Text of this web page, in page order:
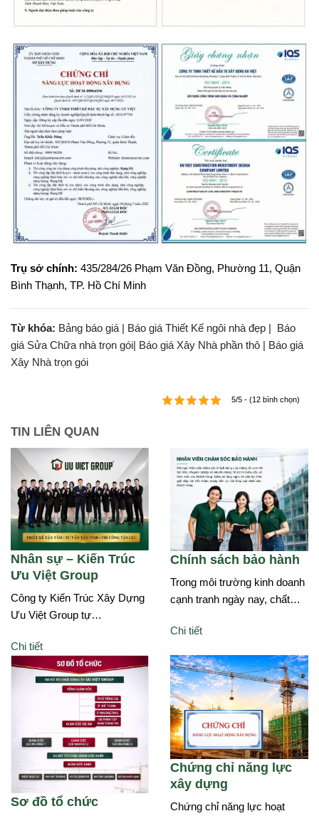
Trụ sở chính: 435/284/26 Phạm Văn Đồng, Phường 11, Quận
Bình Thạnh, TP. Hồ Chí Minh
Từ khóa: Bảng báo giá | Báo giá Thiết Kế ngôi nhà đẹp | Báo
giá Sửa Chữa nhà trọn gói| Báo giá Xây Nhà phần thô | Báo giá
Xây Nhà trọn gói
5/5 - (12 bình chọn)
TIN LIÊN QUAN
Nhân sự – Kiến Trúc
Ưu Việt Group
Công ty Kiến Trúc Xây Dựng
Ưu Việt Group tự…
Chi tiết
Chính sách bảo hành
Trong môi trường kinh doanh
cạnh tranh ngày nay, chất…
Chi tiết
Sơ đồ tổ chức
Chứng chỉ năng lực
xây dựng
Chứng chỉ năng lực hoạt